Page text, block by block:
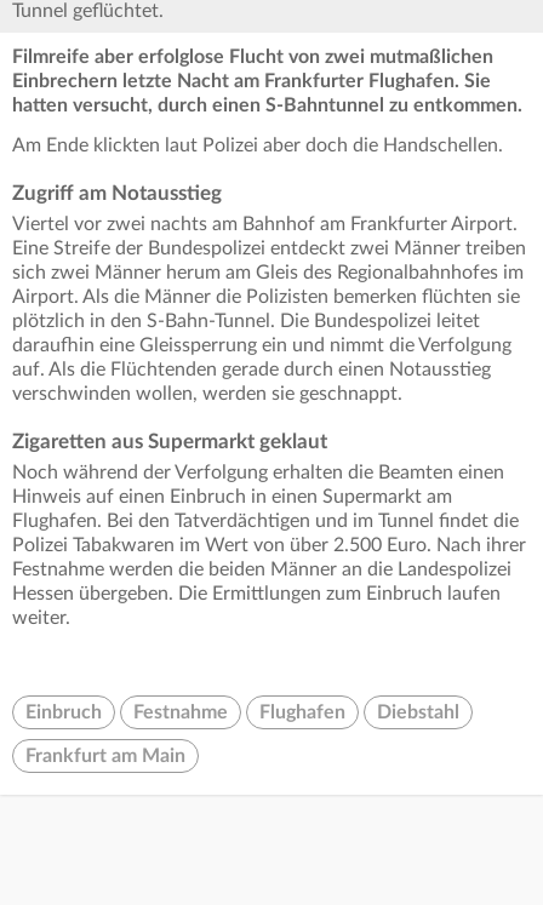
Tunnel geflüchtet.
Filmreife aber erfolglose Flucht von zwei mutmaßlichen
Einbrechern letzte Nacht am Frankfurter Flughafen. Sie
hatten versucht, durch einen S-Bahntunnel zu entkommen.
Am Ende klickten laut Polizei aber doch die Handschellen.
Zugriff am Notausstieg
Viertel vor zwei nachts am Bahnhof am Frankfurter Airport.
Eine Streife der Bundespolizei entdeckt zwei Männer treiben
sich zwei Männer herum am Gleis des Regionalbahnhofes im
Airport. Als die Männer die Polizisten bemerken flüchten sie
plötzlich in den S-Bahn-Tunnel. Die Bundespolizei leitet
daraufhin eine Gleissperrung ein und nimmt die Verfolgung
auf. Als die Flüchtenden gerade durch einen Notausstieg
verschwinden wollen, werden sie geschnappt.
Zigaretten aus Supermarkt geklaut
Noch während der Verfolgung erhalten die Beamten einen
Hinweis auf einen Einbruch in einen Supermarkt am
Flughafen. Bei den Tatverdächtigen und im Tunnel findet die
Polizei Tabakwaren im Wert von über 2.500 Euro. Nach ihrer
Festnahme werden die beiden Männer an die Landespolizei
Hessen übergeben. Die Ermittlungen zum Einbruch laufen
weiter.
Einbruch Festnahme Flughafen Diebstahl
Frankfurt am Main